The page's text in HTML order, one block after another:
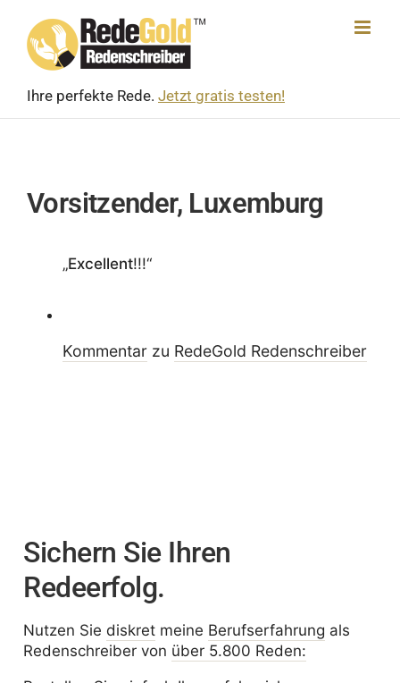
content
Ihre perfekte Rede. Jetzt gratis testen!
Vorsitzender, Luxemburg
„Excel­lent!!!“
Kommentarzu RedeGold Reden­schreiber
Sichern Sie Ihren
Redeerfolg.
Nutzen Sie diskretmeine Berufserfahrung als
Redenschreiber von über 5.800 Reden: